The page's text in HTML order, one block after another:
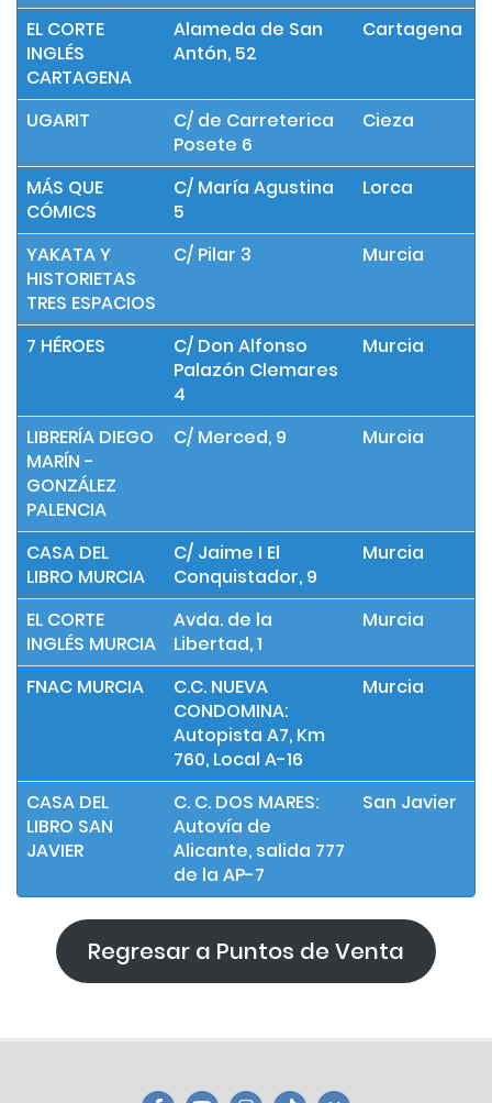
EL CORTE
INGLÉS
CARTAGENA
Alameda de San
Antón, 52
Cartagena
UGARIT
C/ de Carreterica
Posete 6
Cieza
MÁS QUE
CÓMICS
C/ María Agustina
5
Lorca
YAKATA Y
HISTORIETAS
TRES ESPACIOS
C/ Pilar 3 Murcia
7 HÉROES
C/ Don Alfonso
Palazón Clemares
4
Murcia
LIBRERÍA DIEGO
MARÍN -
GONZÁLEZ
PALENCIA
C/ Merced, 9 Murcia
CASA DEL
LIBRO MURCIA
C/ Jaime I El
Conquistador, 9
Murcia
EL CORTE
INGLÉS MURCIA
Avda. de la
Libertad, 1
Murcia
FNAC MURCIA
C.C. NUEVA
CONDOMINA:
Autopista A7, Km
760, Local A-16
Murcia
CASA DEL
LIBRO SAN
JAVIER
C. C. DOS MARES:
Autovía de
Alicante, salida 777
de la AP-7
San Javier
Regresar a Puntos de Venta